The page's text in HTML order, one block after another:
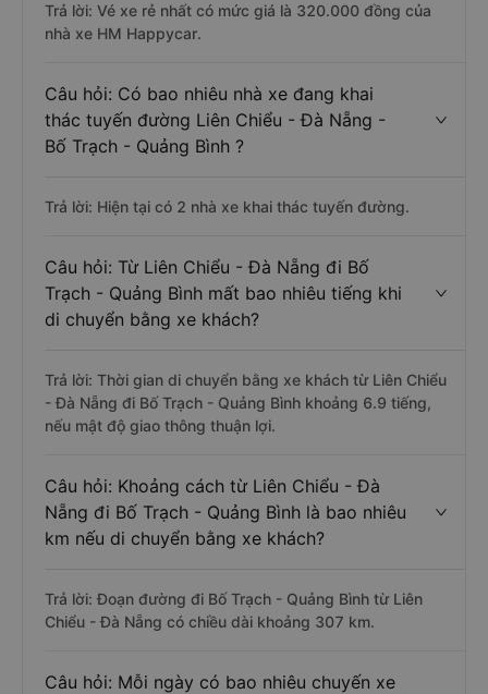
Trả lời: Vé xe rẻ nhất có mức giá là 320.000 đồng của
nhà xe HM Happycar.
Câu hỏi: Có bao nhiêu nhà xe đang khai
thác tuyến đường Liên Chiểu - Đà Nẵng -
Bố Trạch - Quảng Bình ?
Trả lời: Hiện tại có 2 nhà xe khai thác tuyến đường.
Câu hỏi: Từ Liên Chiểu - Đà Nẵng đi Bố
Trạch - Quảng Bình mất bao nhiêu tiếng khi
di chuyển bằng xe khách?
Trả lời: Thời gian di chuyển bằng xe khách từ Liên Chiểu
- Đà Nẵng đi Bố Trạch - Quảng Bình khoảng 6.9 tiếng,
nếu mật độ giao thông thuận lợi.
Câu hỏi: Khoảng cách từ Liên Chiểu - Đà
Nẵng đi Bố Trạch - Quảng Bình là bao nhiêu
km nếu di chuyển bằng xe khách?
Trả lời: Đoạn đường đi Bố Trạch - Quảng Bình từ Liên
Chiểu - Đà Nẵng có chiều dài khoảng 307 km.
Câu hỏi: Mỗi ngày có bao nhiêu chuyến xe